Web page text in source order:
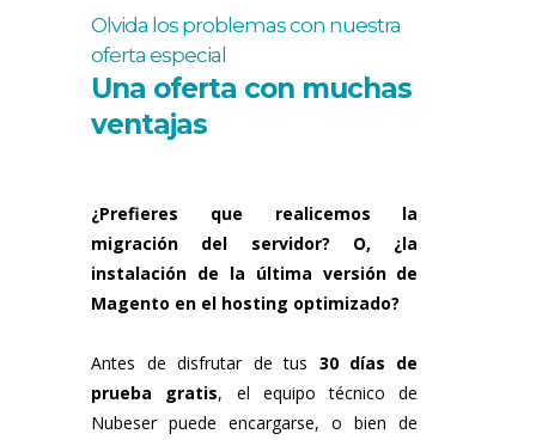
Olvida los problemas con nuestra
oferta especial
Una oferta con muchas
ventajas
¿Prefieres que realicemos la
migración del servidor? O, ¿la
instalación de la última versión de
Magento en el hosting optimizado?
Antes de disfrutar de tus 30 días de
prueba gratis, el equipo técnico de
Nubeser puede encargarse, o bien de